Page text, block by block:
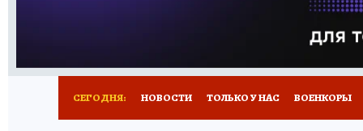
СЕГОДНЯ: НОВОСТИ ТОЛЬКО У НАС ВОЕНКОРЫ